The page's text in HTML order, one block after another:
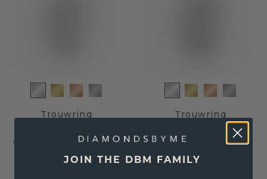
Trouwring
witgoud smaragd ±5 x
2 mm
Trouwring
WH0162L25A 585
witgoud smaragd ±5,5
x 1,7 mm
JOIN THE DBM FAMILY